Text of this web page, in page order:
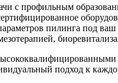
с профильным
пилинга под ваш
подход к